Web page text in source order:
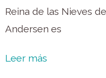
Reina de las Nieves de
Andersen es
Leer más